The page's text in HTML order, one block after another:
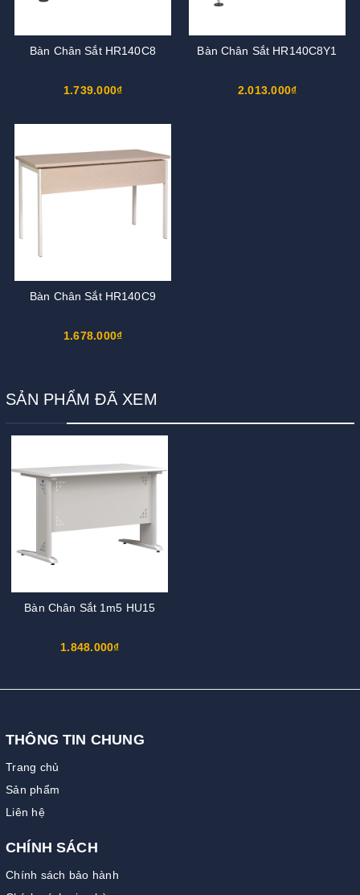
Bàn Chân Sắt HR140C8
1.739.000₫
Bàn Chân Sắt HR140C8Y1
2.013.000₫
Bàn Chân Sắt HR140C9
1.678.000₫
SẢN PHẨM ĐÃ XEM
Bàn Chân Sắt 1m5 HU15
1.848.000₫
THÔNG TIN CHUNG
Trang chủ
Sản phẩm
Liên hệ
CHÍNH SÁCH
Chính sách bảo hành